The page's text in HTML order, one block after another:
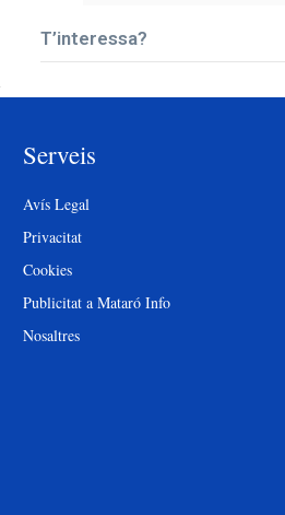
T’interessa?
Serveis
Avís Legal
Privacitat
Cookies
Publicitat a Mataró Info
Nosaltres